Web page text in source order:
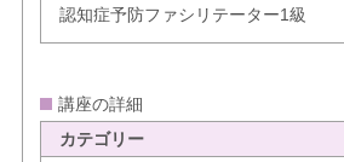
認知症予防ファシリテーター1級
講座の詳細
カテゴリー